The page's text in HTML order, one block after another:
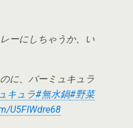
ーにしちゃうか、い
に、バーミュキュラ
キュラ#無水鍋#野菜
U5FIWdre68